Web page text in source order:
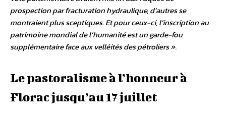
prospection par fracturation hydraulique, d’autres se
montraient plus sceptiques. Et pour ceux-ci, l’inscription au
patrimoine mondial de l’humanité est un garde-fou
supplémentaire face aux velléités des pétroliers ».
Le pastoralisme à l’honneur à
Florac jusqu’au 17 juillet